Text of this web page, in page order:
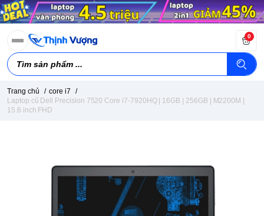
0
Trang chủ / core i7
/
Laptop cũ Dell Precision 7520 Core i7-7920HQ | 16GB | 256GB | M2200M |
15.6 inch FHD